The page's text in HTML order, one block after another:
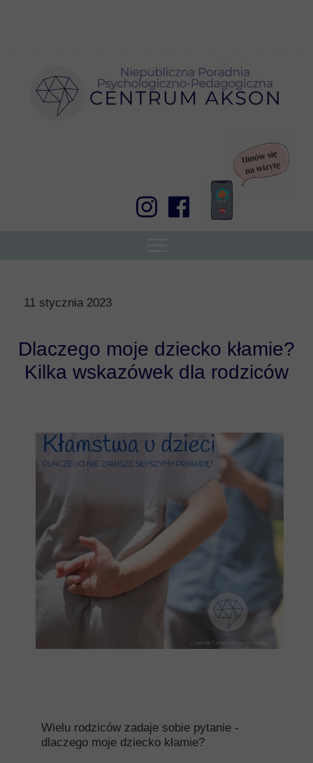
11 stycznia 2023
Dlaczego moje dziecko kłamie?
Kilka wskazówek dla rodziców
Wielu rodziców zadaje sobie pytanie -
dlaczego moje dziecko kłamie?